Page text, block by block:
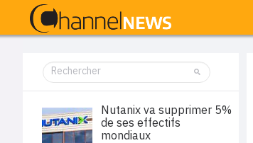
Nutanix va supprimer 5%
de ses effectifs
mondiaux